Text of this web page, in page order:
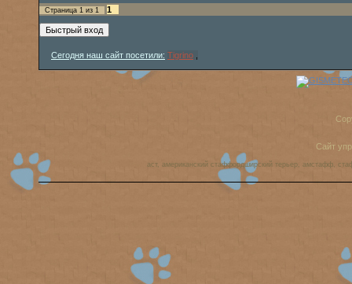
Страница 1 из 1 1
Сегодня наш сайт посетили: Tigrino
Сайт
аст, американский стаффордширский терьер, амстафф,